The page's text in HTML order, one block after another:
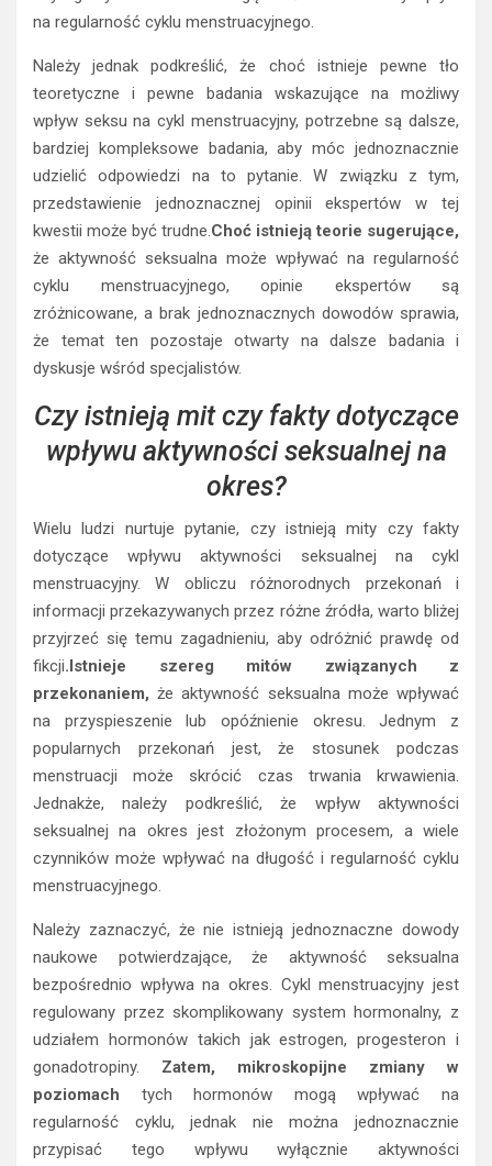
na regularność cyklu menstruacyjnego.
Należy jednak podkreślić, że choć istnieje pewne tło
teoretyczne i pewne badania wskazujące na możliwy
wpływ seksu na cykl menstruacyjny, potrzebne są dalsze,
bardziej kompleksowe badania, aby móc jednoznacznie
udzielić odpowiedzi na to pytanie. W związku z tym,
przedstawienie jednoznacznej opinii ekspertów w tej
kwestii może być trudne.Choć istnieją teorie sugerujące,
że aktywność seksualna może wpływać na regularność
cyklu menstruacyjnego, opinie ekspertów są
zróżnicowane, a brak jednoznacznych dowodów sprawia,
że temat ten pozostaje otwarty na dalsze badania i
dyskusje wśród specjalistów.
Czy istnieją mit czy fakty dotyczące
wpływu aktywności seksualnej na
okres?
Wielu ludzi nurtuje pytanie, czy istnieją mity czy fakty
dotyczące wpływu aktywności seksualnej na cykl
menstruacyjny. W obliczu różnorodnych przekonań i
informacji przekazywanych przez różne źródła, warto bliżej
przyjrzeć się temu zagadnieniu, aby odróżnić prawdę od
fikcji.Istnieje szereg mitów związanych z
przekonaniem, że aktywność seksualna może wpływać
na przyspieszenie lub opóźnienie okresu. Jednym z
popularnych przekonań jest, że stosunek podczas
menstruacji może skrócić czas trwania krwawienia.
Jednakże, należy podkreślić, że wpływ aktywności
seksualnej na okres jest złożonym procesem, a wiele
czynników może wpływać na długość i regularność cyklu
menstruacyjnego.
Należy zaznaczyć, że nie istnieją jednoznaczne dowody
naukowe potwierdzające, że aktywność seksualna
bezpośrednio wpływa na okres. Cykl menstruacyjny jest
regulowany przez skomplikowany system hormonalny, z
udziałem hormonów takich jak estrogen, progesteron i
gonadotropiny. Zatem, mikroskopijne zmiany w
poziomach tych hormonów mogą wpływać na
regularność cyklu, jednak nie można jednoznacznie
przypisać tego wpływu wyłącznie aktywności